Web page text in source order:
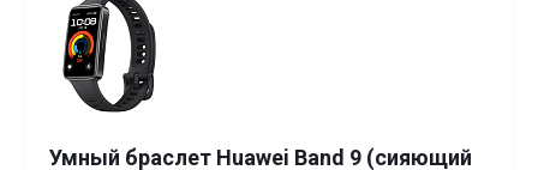
Умный браслет Huawei Band 9 (сияющий